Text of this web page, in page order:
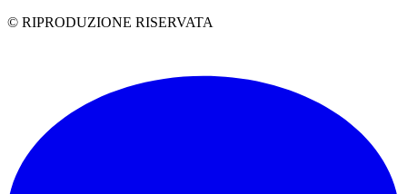
© RIPRODUZIONE RISERVATA